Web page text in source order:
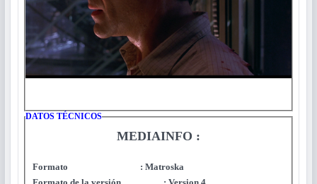
DATOS TÉCNICOS
MEDIAINFO :
Formato : Matroska